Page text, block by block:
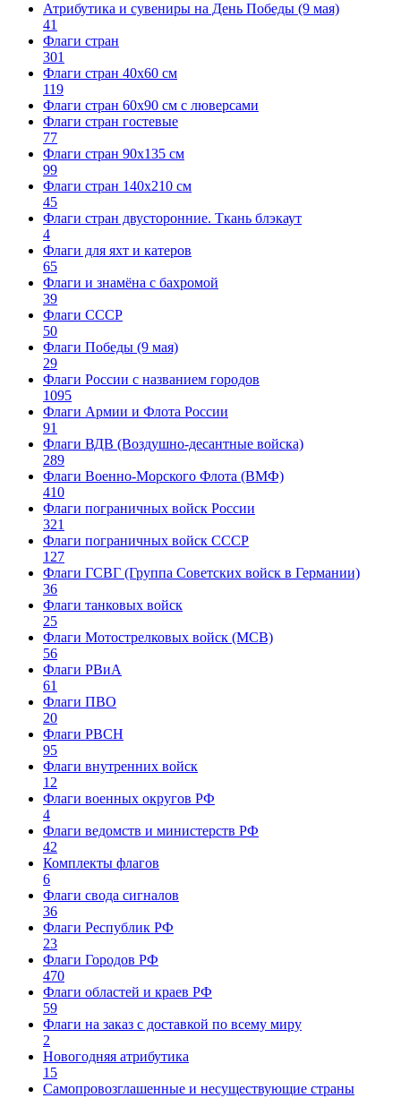
Атрибутика и сувениры на День Победы (9 мая)
41
Флаги стран
301
Флаги стран 40х60 см
119
Флаги стран 60x90 см с люверсами
Флаги стран гостевые
77
Флаги стран 90х135 см
99
Флаги стран 140х210 см
45
Флаги стран двусторонние. Ткань блэкаут
4
Флаги для яхт и катеров
65
Флаги и знамёна с бахромой
39
Флаги СССР
50
Флаги Победы (9 мая)
29
Флаги России с названием городов
1095
Флаги Армии и Флота России
91
Флаги ВДВ (Воздушно-десантные войска)
289
Флаги Военно-Морского Флота (ВМФ)
410
Флаги пограничных войск России
321
Флаги пограничных войск СССР
127
Флаги ГСВГ (Группа Советских войск в Германии)
36
Флаги танковых войск
25
Флаги Мотострелковых войск (МСВ)
56
Флаги РВиА
61
Флаги ПВО
20
Флаги РВСН
95
Флаги внутренних войск
12
Флаги военных округов РФ
4
Флаги ведомств и министерств РФ
42
Комплекты флагов
6
Флаги свода сигналов
36
Флаги Республик РФ
23
Флаги Городов РФ
470
Флаги областей и краев РФ
59
Флаги на заказ с доставкой по всему миру
2
Новогодняя атрибутика
15
Самопровозглашенные и несуществующие страны